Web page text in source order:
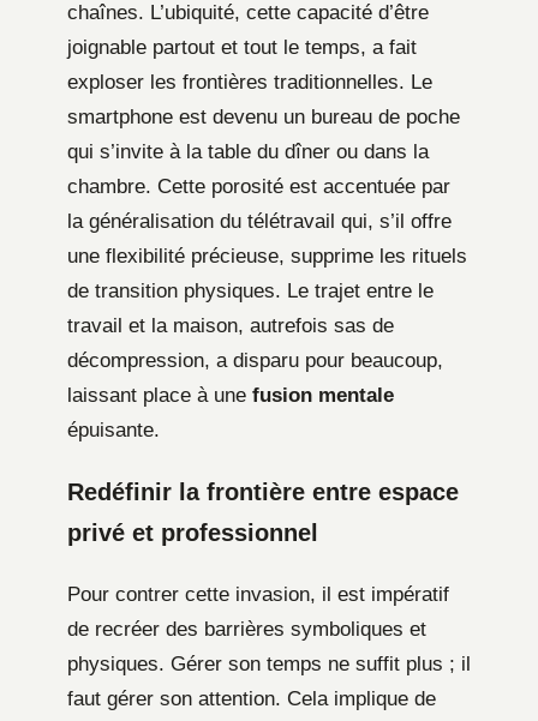
chaînes. L’ubiquité, cette capacité d’être
joignable partout et tout le temps, a fait
exploser les frontières traditionnelles. Le
smartphone est devenu un bureau de poche
qui s’invite à la table du dîner ou dans la
chambre. Cette porosité est accentuée par
la généralisation du télétravail qui, s’il offre
une flexibilité précieuse, supprime les rituels
de transition physiques. Le trajet entre le
travail et la maison, autrefois sas de
décompression, a disparu pour beaucoup,
laissant place à une fusion mentale
épuisante.
Redéfinir la frontière entre espace
privé et professionnel
Pour contrer cette invasion, il est impératif
de recréer des barrières symboliques et
physiques. Gérer son temps ne suffit plus ; il
faut gérer son attention. Cela implique de